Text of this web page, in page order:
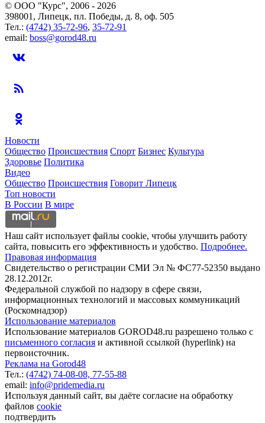
© ООО "Курс", 2006 - 2026
398001, Липецк, пл. Победы, д. 8, оф. 505
Тел.: (4742) 35-72-96, 35-72-91
email: boss@gorod48.ru
Новости
Общество Происшествия Спорт Бизнес Культура
Здоровье Политика
Видео
Общество Происшествия Говорит Липецк
Топ новости
В России В мире
Наш сайт использует файлы cookie, чтобы улучшить работу
сайта, повысить его эффективность и удобство. Подробнее.
Правовая информация
Свидетельство о регистрации СМИ Эл № ФС77-52350 выдано
28.12.2012г.
Федеральной службой по надзору в сфере связи,
информационных технологий и массовых коммуникаций
(Роскомнадзор)
Использование материалов
Использование материалов GOROD48.ru разрешено только с
письменного согласия и активной ссылкой (hyperlink) на
первоисточник.
Реклама на Gorod48
Тел.: (4742) 74-08-08, 77-55-88
email: info@pridemedia.ru
Используя данный сайт, вы даёте согласие на обработку
файлов cookie
подтвердить